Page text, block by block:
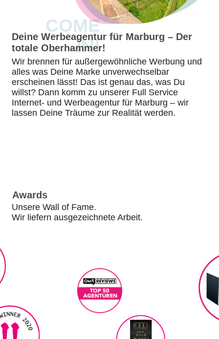
COME
IN!
Deine Werbeagentur für Marburg – Der
totale Oberhammer!
Wir brennen für außergewöhnliche Werbung und
alles was Deine Marke unverwechselbar
erscheinen lässt! Das ist genau das, was Du
willst? Dann komm zu unserer Full Service
Internet- und Werbeagentur für Marburg – wir
lassen Deine Träume zur Realität werden.
Awards
Unsere Wall of Fame.
Wir liefern ausgezeichnete Arbeit.